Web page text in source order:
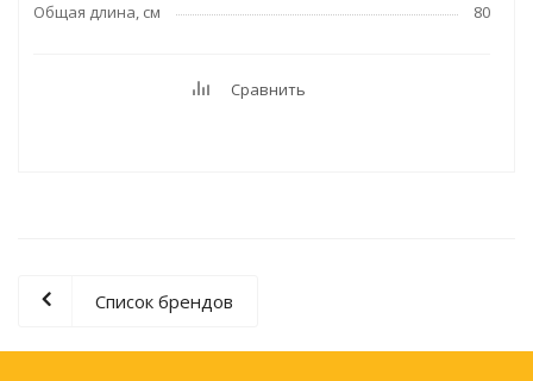
Общая длина, см
80
Сравнить
Список брендов